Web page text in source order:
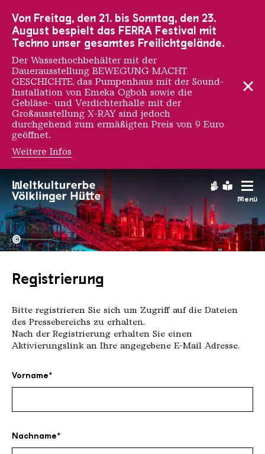
Menü
Hochofengruppe in Rot
Copyright:
©
Registrierung
Bitte registrieren Sie sich um Zugriff auf die Dateien
des Pressebereichs zu erhalten.
Nach der Registrierung erhalten Sie einen
Aktivierungslink an Ihre angegebene E-Mail Adresse.
Vorname
Nachname
Von Freitag, den 21. bis Sonntag, den 23.
August bespielt das FERRA Festival mit
Techno unser gesamtes Freilichtgelände.
Der Wasserhochbehälter mit der
Dauerausstellung BEWEGUNG MACHT
GESCHICHTE, das Pumpenhaus mit der Sound-
Installation von Emeka Ogboh sowie die
Gebläse- und Verdichterhalle mit der
Großausstellung X-RAY sind jedoch
durchgehend zum ermäßigten Preis von 9 Euro
geöffnet.
Weitere Infos